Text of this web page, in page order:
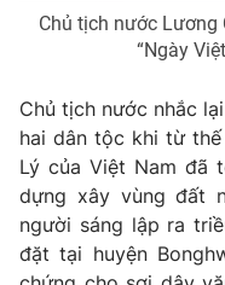
Chủ tịch nước
“Ngày
Chủ tịch nước nhắc
hai dân tộc khi từ
Lý của Việt Nam đã
dựng xây vùng đất
người sáng lập ra
đặt tại huyện